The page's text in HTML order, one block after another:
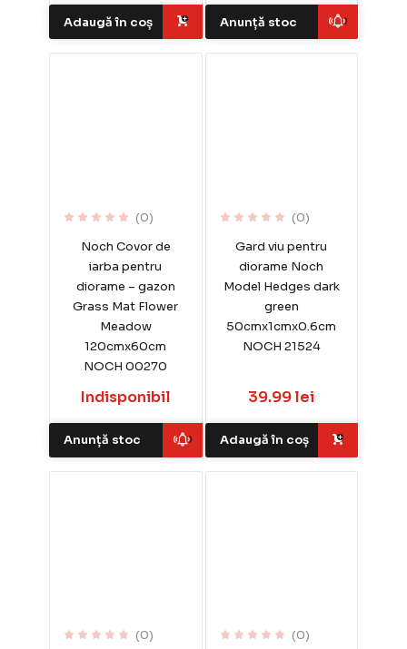
Adaugă în coș Anunță stoc
(0)
Noch Covor de
iarba pentru
diorame – gazon
Grass Mat Flower
Meadow
120cmx60cm
NOCH 00270
Indisponibil
Anunță stoc
(0)
Gard viu pentru
diorame Noch
Model Hedges dark
green
50cmx1cmx0.6cm
NOCH 21524
39.99 lei
Adaugă în coș
(0) (0)